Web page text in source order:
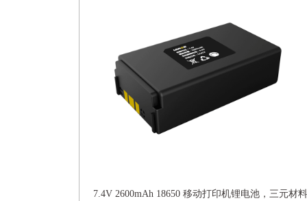
7.4V 2600mAh 18650 移动打印机锂电池，三元材料